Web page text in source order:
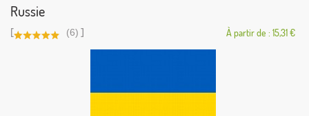
Russie
[ (6) ] À partir de : 15,31 €